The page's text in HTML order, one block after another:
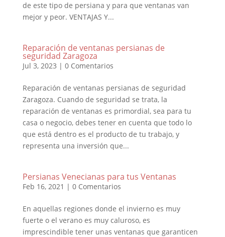
de este tipo de persiana y para que ventanas van
mejor y peor. VENTAJAS Y...
Reparación de ventanas persianas de
seguridad Zaragoza
Jul 3, 2023 | 0 Comentarios
Reparación de ventanas persianas de seguridad
Zaragoza. Cuando de seguridad se trata, la
reparación de ventanas es primordial, sea para tu
casa o negocio, debes tener en cuenta que todo lo
que está dentro es el producto de tu trabajo, y
representa una inversión que...
Persianas Venecianas para tus Ventanas
Feb 16, 2021 | 0 Comentarios
En aquellas regiones donde el invierno es muy
fuerte o el verano es muy caluroso, es
imprescindible tener unas ventanas que garanticen